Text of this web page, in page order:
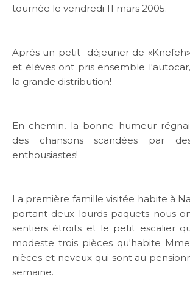
ABOUT US
SARWA
SHOP NOW
tournée le vendredi 11 mars 2005.
Après un petit -déjeuner de
et élèves ont pris ensemble
la grande distribution!
En chemin, la bonne humeur
des chansons scandées par
enthousiastes!
La première famille visitée habite à
portant deux lourds paquets nous
sentiers étroits et le petit escalier
modeste trois pièces qu'habite
nièces et neveux qui sont au
semaine.